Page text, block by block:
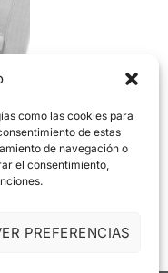
como las cookies para
de estas
de navegación o
el consentimiento,
PREFERENCIAS